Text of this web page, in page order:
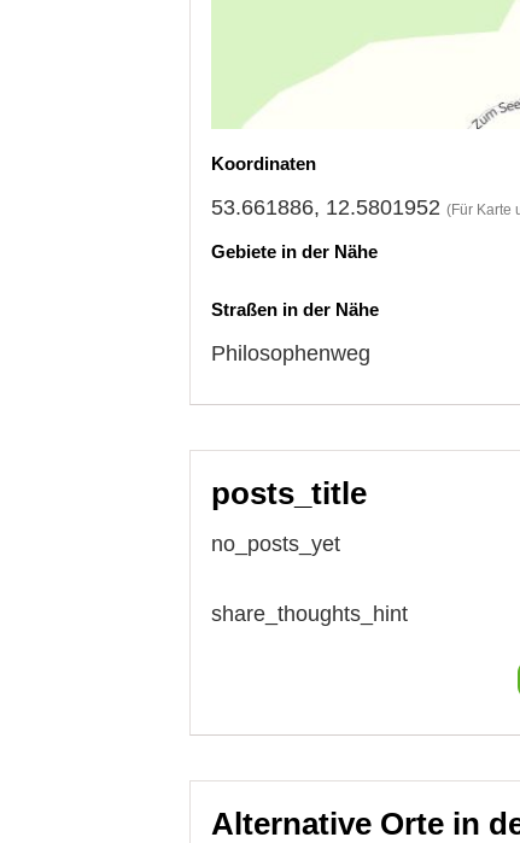
Koordinaten
53.661886, 12.5801952 (Für Karte
Gebiete in der Nähe
Straßen in der Nähe
Philosophenweg
posts_title
no_posts_yet
share_thoughts_hint
Alternative Orte in